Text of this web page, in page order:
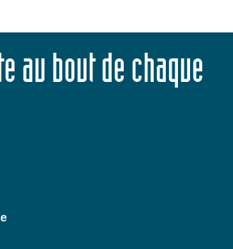
au bout de chaque